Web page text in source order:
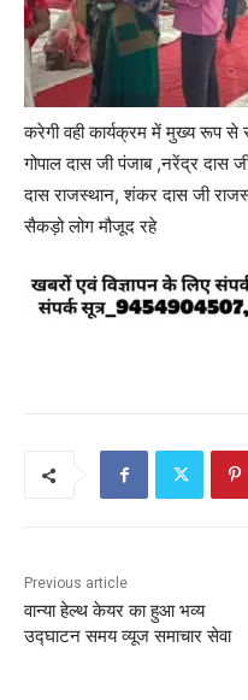
करेगी वही कार्यक्रम में मुख्य रूप से
गोपाल दास जी पंजाब ,नरेंद्र दास
दास राजस्थान, शंकर दास जी
सैकड़ो लोग मौजूद रहे
Previous article
वान्या हेल्थ केयर का हुआ भव्य
उद्घाटन समय व्यूज समाचार सेवा